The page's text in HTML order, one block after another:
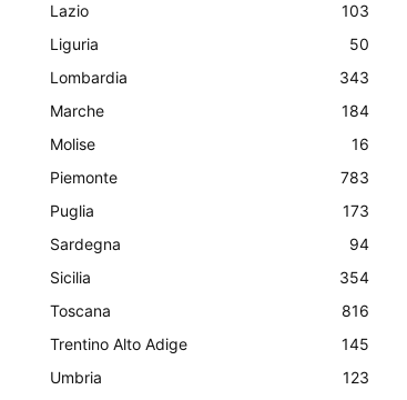
Lazio
103
Liguria
50
Lombardia
343
Marche
184
Molise
16
Piemonte
783
Puglia
173
Sardegna
94
Sicilia
354
Toscana
816
Trentino Alto Adige
145
Umbria
123